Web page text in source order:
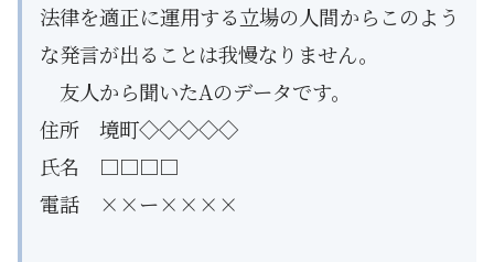
法律を適正に運用する立場の人間からこのよう
な発言が出ることは我慢なりません。
友人から聞いたAのデータです。
住所 境町◇◇◇◇◇
氏名 □□□□
電話 ××ー××××